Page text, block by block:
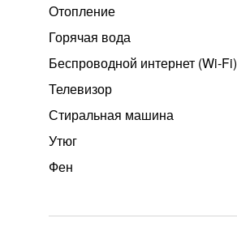
Отопление
Горячая вода
Беспроводной интернет (Wi‑Fi)
Телевизор
Стиральная машина
Утюг
Фен